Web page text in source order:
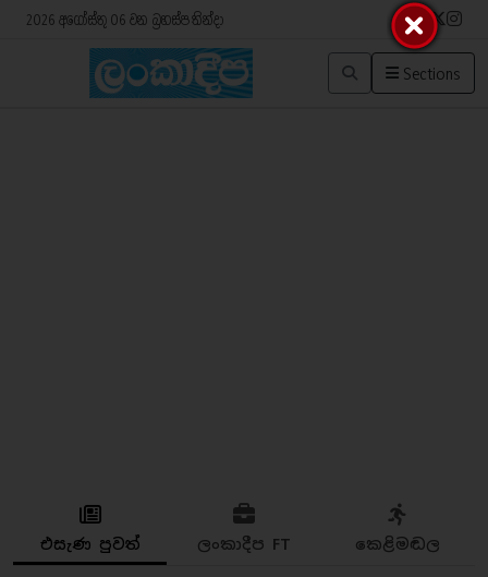
2026 අගෝස්තු 06 වන බ්‍රහස්පතින්දා
Sections
එසැණ පුවත් ලංකාදීප FT කෙළිමඬල